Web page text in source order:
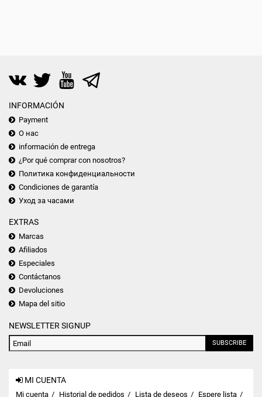
INFORMACIÓN
Payment
О нас
información de entrega
¿Por qué comprar con nosotros?
Политика конфиденциальности
Condiciones de garantía
Уход за часами
EXTRAS
Marcas
Afiliados
Especiales
Contáctanos
Devoluciones
Mapa del sitio
NEWSLETTER SIGNUP
SUBSCRIBE
MI CUENTA
Mi cuenta Historial de pedidos Lista de deseos Espere lista